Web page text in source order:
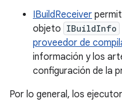
IBuildReceiver
objeto IBuildInfo
proveedor de
información y los
configuración de la
Por lo general, los